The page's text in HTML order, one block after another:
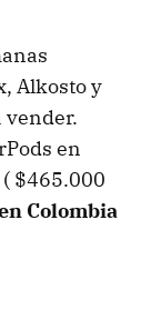
Alkosto y
vender.
en
$465.000
Colombia